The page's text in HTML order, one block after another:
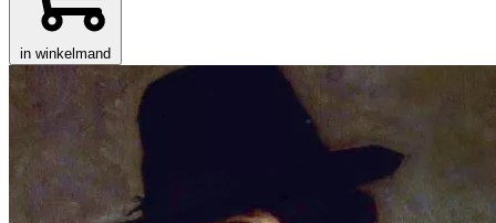
in winkelmand